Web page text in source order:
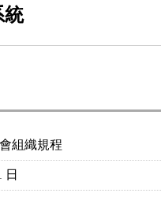
統
組織規程
日